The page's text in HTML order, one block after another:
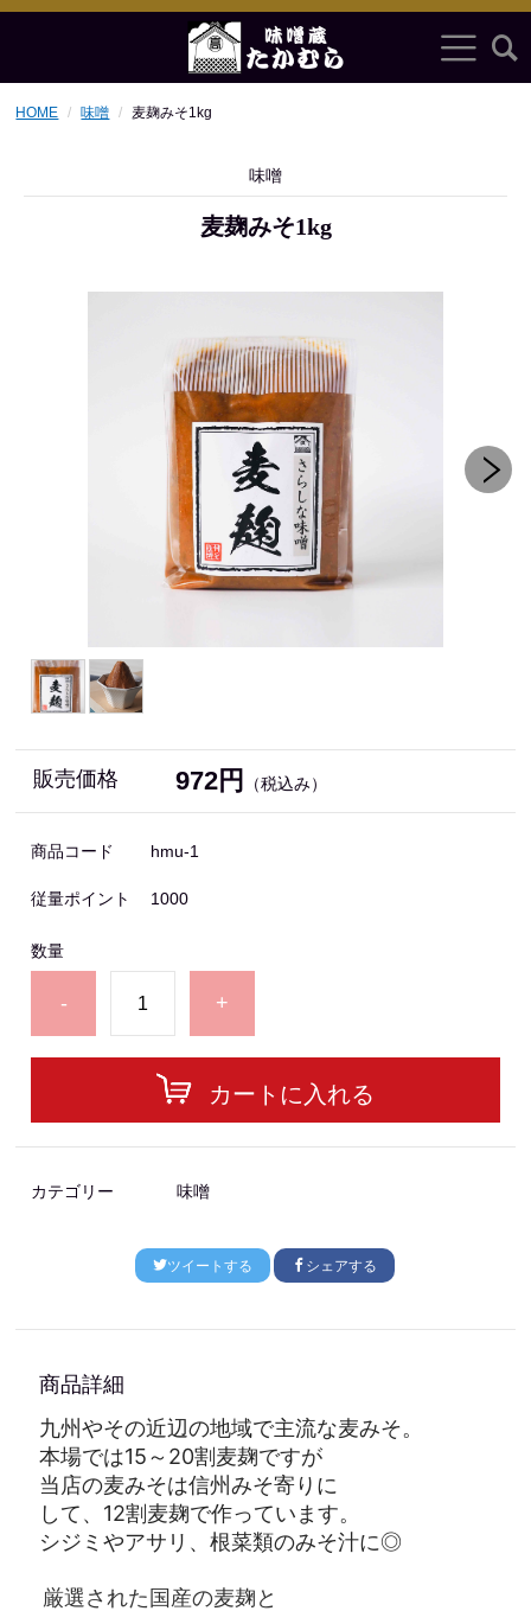
HOME 味噌 麦麹みそ1kg
味噌
麦麹みそ1kg
販売価格 972円 （税込み）
商品コード hmu-1
従量ポイント 1000
数量
- +
カートに入れる
カテゴリー 味噌
ツイートする シェアする
商品詳細
九州やその近辺の地域で主流な麦みそ。
本場では15～20割麦麹ですが
当店の麦みそは信州みそ寄りに
して、 12割麦麹で作っています。
シジミやアサリ、根菜類のみそ汁に◎
厳選された国産の麦麹と